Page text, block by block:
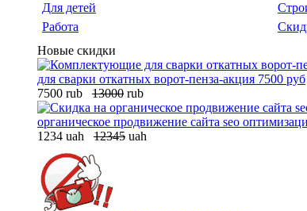
Для детей
Работа
Новые скидки
для сварки откатных ворот-пенза-акция 7500 руб
7500 rub
13000 rub
органическое продвижение сайта seo
1234 uah
12345 uah